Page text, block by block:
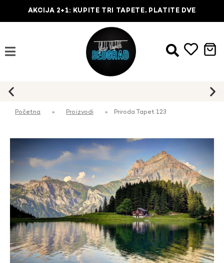
AKCIJA 2+1: KUPITE TRI TAPETE, PLATITE DVE
Početna » Proizvodi » Priroda Tapet 123